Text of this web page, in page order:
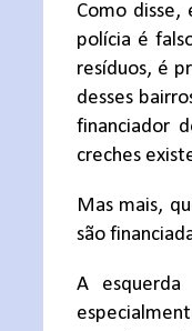
Como disse,
polícia é
resíduos, é
desses
financiador
creches
Mas mais,
são
A